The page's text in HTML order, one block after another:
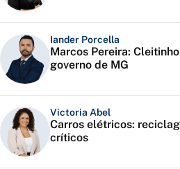
Iander Porcella
Marcos Pereira:
governo de MG
Victoria Abel
Carros elétricos:
críticos